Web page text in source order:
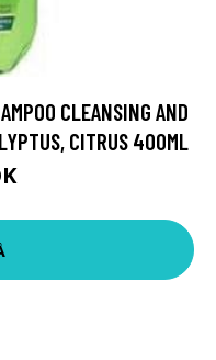
CLEANSING AND
CITRUS 400ML